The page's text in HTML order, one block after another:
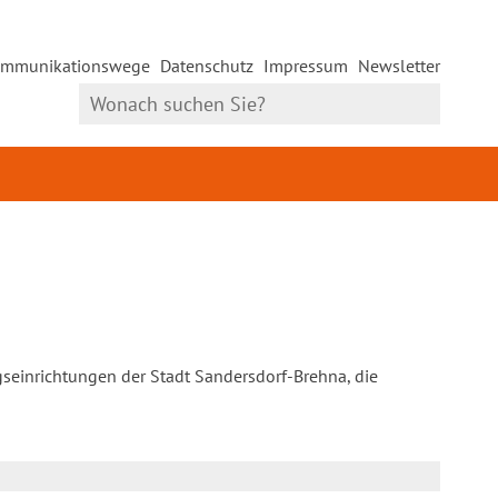
Datenschutz Impressum Newsletter
der Stadt Sandersdorf-Brehna, die